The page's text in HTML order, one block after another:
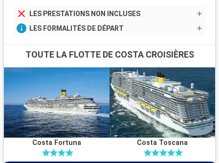
LES PRESTATIONS NON INCLUSES
LES FORMALITÉS DE DÉPART
TOUTE LA FLOTTE DE COSTA CROISIÈRES
Costa Fortuna Costa Toscana